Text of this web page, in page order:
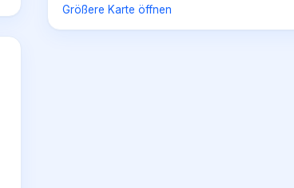
Größere Karte öffnen